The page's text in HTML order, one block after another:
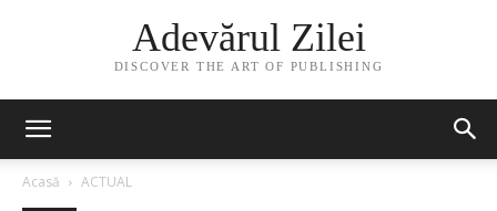
Adevărul Zilei
DISCOVER THE ART OF PUBLISHING
Acasă ACTUAL